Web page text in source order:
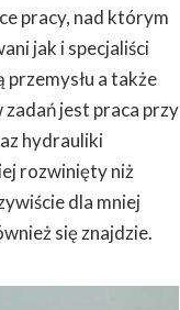
pracy, nad którym
jak i specjaliści
a także
jest praca przy
hydrauliki
rozwinięty niż
dla mniej
się znajdzie.